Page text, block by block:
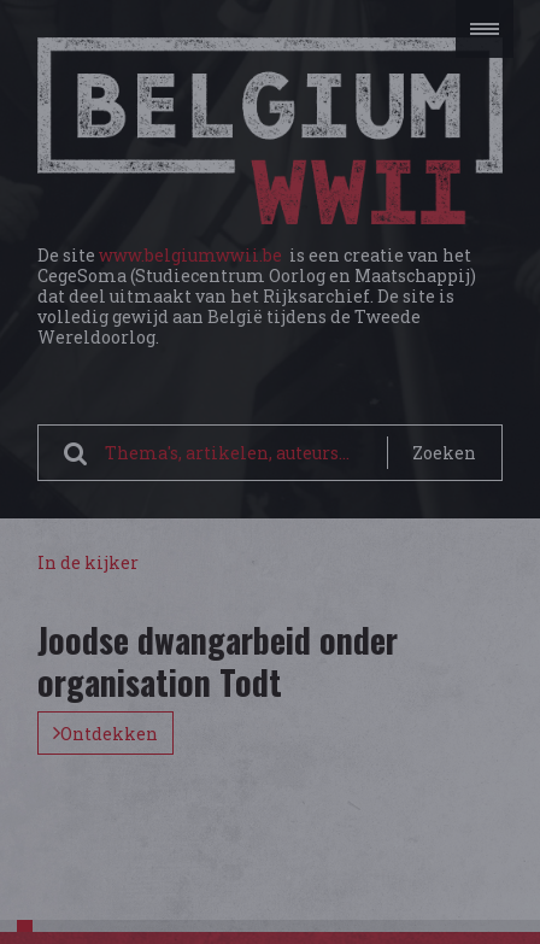
De sitewww.belgiumwwii.be is een creatie van het
CegeSoma (Studiecentrum Oorlog en Maatschappij)
dat deel uitmaakt van het Rijksarchief. De site is
volledig gewijd aan België tijdens de Tweede
Wereldoorlog.
Zoeken
In de kijker
Joodse dwangarbeid onder
organisation Todt
Ontdekken